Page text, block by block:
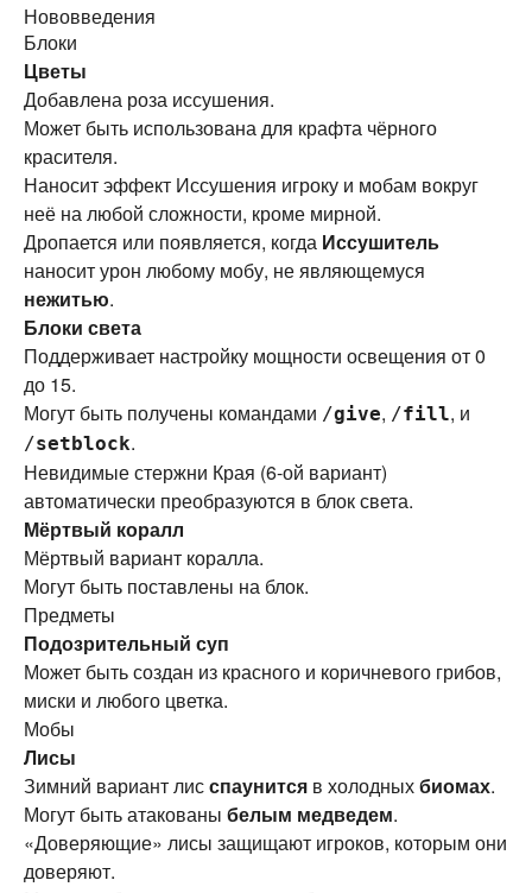
Нововведения
Блоки
Цветы
Добавлена роза иссушения.
Может быть использована для крафта чёрного
красителя.
Наносит эффект Иссушения игроку и мобам вокруг
неё на любой сложности, кроме мирной.
Дропается или появляется, когда Иссушитель
наносит урон любому мобу, не являющемуся
нежитью.
Блоки света
Поддерживает настройку мощности освещения от 0
до 15.
Могут быть получены командами /give, /fill, и
/setblock.
Невидимые стержни Края (6-ой вариант)
автоматически преобразуются в блок света.
Мёртвый коралл
Мёртвый вариант коралла.
Могут быть поставлены на блок.
Предметы
Подозрительный суп
Может быть создан из красного и коричневого грибов,
миски и любого цветка.
Мобы
Лисы
Зимний вариант лисспаунится в холодныхбиомах.
Могут быть атакованы белым медведем.
«Доверяющие» лисы защищают игроков, которым они
доверяют.